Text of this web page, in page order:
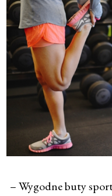
– Wygodne buty